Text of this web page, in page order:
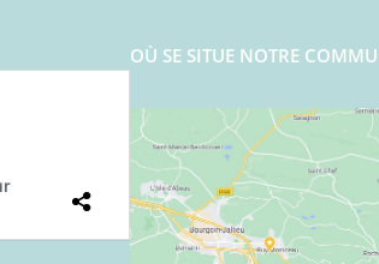
OÙ SE SITUE NOTRE